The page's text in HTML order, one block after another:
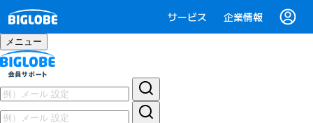
サービス 企業情報
メニュー